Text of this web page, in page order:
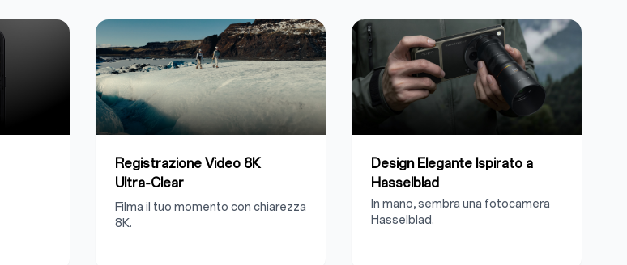
Registrazione Video 8K
Ultra‑Clear
Filma il tuo momento con chiarezza
8K.
Design Elegante Ispirato a
Hasselblad
In mano, sembra una fotocamera
Hasselblad.